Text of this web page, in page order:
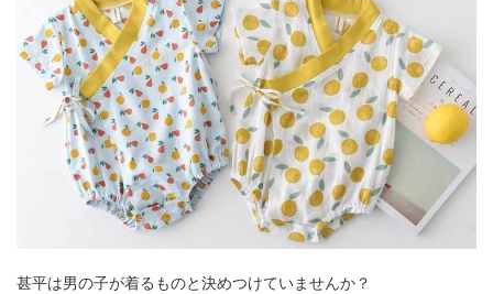
甚平は男の子が着るものと決めつけていませんか？